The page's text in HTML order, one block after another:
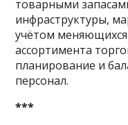
товарными
инфраструктуры,
учётом
ассортимента
планирование и
персонал.
***